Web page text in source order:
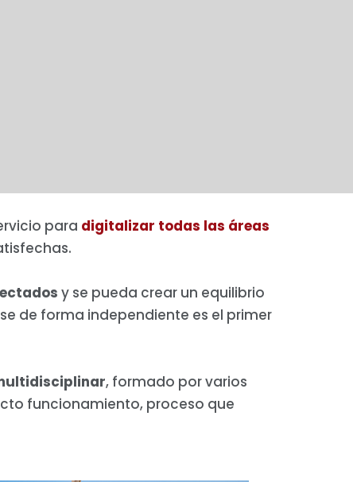
para digitalizar todas las áreas
y se pueda crear un equilibrio
de forma independiente es el primer
, formado por varios
funcionamiento, proceso que